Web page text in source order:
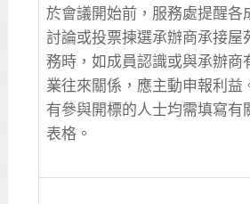
於會議開始前，服務處提醒各
討論或投票揀選承辦商承接屋
務時，如成員認識或與承辦商
業往來關係，應主動申報利益
有參與開標的人士均需填寫有
表格。